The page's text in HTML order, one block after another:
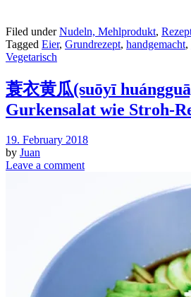
Filed underNudeln, Mehlprodukt,
Tagged Eier, Grundrezept, handgemacht,
Vegetarisch
蓑衣黄瓜(suōyī
Gurkensalat wie Stroh-
19. February 2018
by Juan
Leave a comment